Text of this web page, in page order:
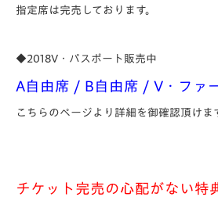
指定席は完売しております。
◆2018V・パスポート販売中
A自由席 / B自由席 / V・ファ
こちらのページより詳細を御確認頂け
チケット完売の心配がない特